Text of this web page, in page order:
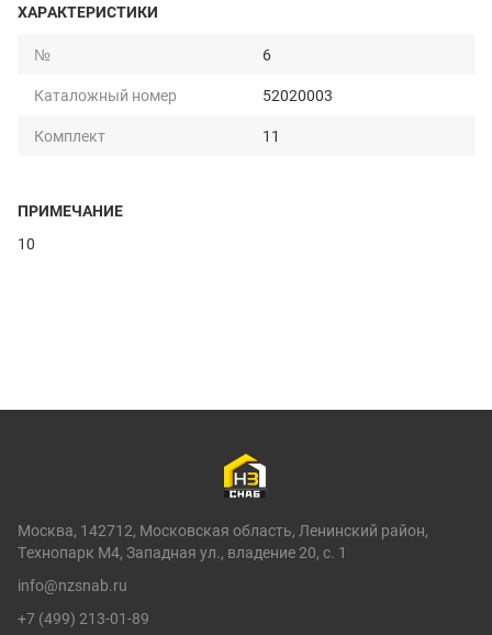
ХАРАКТЕРИСТИКИ
№
6
Каталожный номер
52020003
Комплект
11
ПРИМЕЧАНИЕ
10
Москва, 142712, Московская область, Ленинский район,
Технопарк М4, Западная ул., владение 20, с. 1
info@nzsnab.ru
+7 (499) 213-01-89